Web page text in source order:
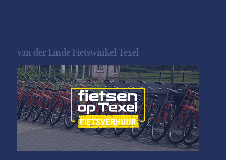
van der Linde Fietswinkel Texel